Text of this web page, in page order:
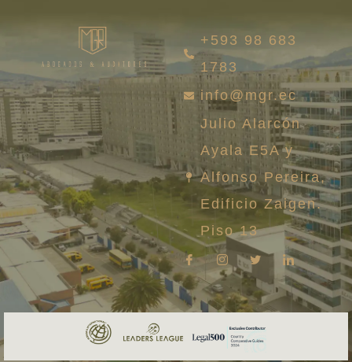
+593 98 683
1783
info@mgr.ec
Julio Alarcón
Ayala E5A y
Alfonso Pereira,
Edificio Zaigen.
Piso 13